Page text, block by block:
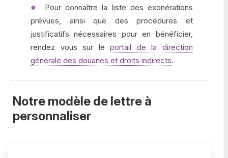
Pour connaître la liste des exonérations
prévues, ainsi que des procédures et
justificatifs nécessaires pour en bénéficier,
rendez vous sur leportail de la direction
générale des douanes et droits indirects.
Notre modèle de lettre à
personnaliser